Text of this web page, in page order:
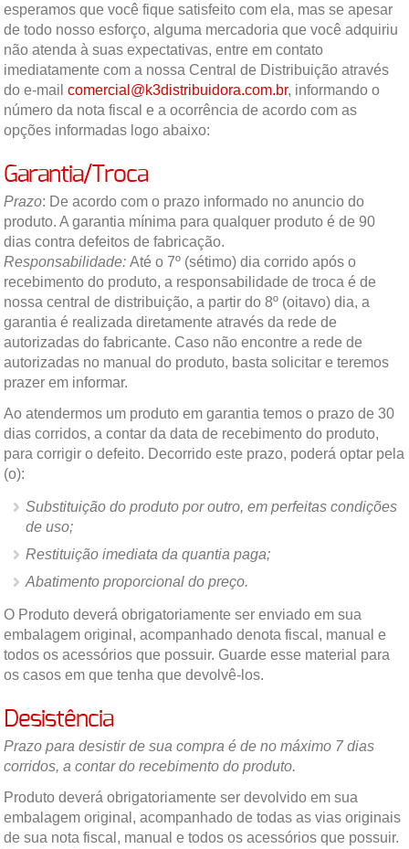
esperamos que você fique satisfeito com ela, mas se apesar
de todo nosso esforço, alguma mercadoria que você adquiriu
não atenda à suas expectativas, entre em contato
imediatamente com a nossa Central de Distribuição através
do e-mail comercial@k3distribuidora.com.br, informando o
número da nota fiscal e a ocorrência de acordo com as
opções informadas logo abaixo:
Garantia/Troca
Prazo: De acordo com o prazo informado no anuncio do
produto. A garantia mínima para qualquer produto é de 90
dias contra defeitos de fabricação.
Responsabilidade: Até o 7º (sétimo) dia corrido após o
recebimento do produto, a responsabilidade de troca é de
nossa central de distribuição, a partir do 8º (oitavo) dia, a
garantia é realizada diretamente através da rede de
autorizadas do fabricante. Caso não encontre a rede de
autorizadas no manual do produto, basta solicitar e teremos
prazer em informar.
Ao atendermos um produto em garantia temos o prazo de 30
dias corridos, a contar da data de recebimento do produto,
para corrigir o defeito. Decorrido este prazo, poderá optar pela
(o):
Substituição do produto por outro, em perfeitas condições
de uso;
Restituição imediata da quantia paga;
Abatimento proporcional do preço.
O Produto deverá obrigatoriamente ser enviado em sua
embalagem original, acompanhado denota fiscal, manual e
todos os acessórios que possuir. Guarde esse material para
os casos em que tenha que devolvê-los.
Desistência
Prazo para desistir de sua compra é de no máximo 7 dias
corridos, a contar do recebimento do produto.
Produto deverá obrigatoriamente ser devolvido em sua
embalagem original, acompanhado de todas as vias originais
de sua nota fiscal, manual e todos os acessórios que possuir.